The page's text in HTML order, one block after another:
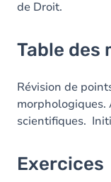
de Droit.
Table des
Révision de
morphologiques.
scientifiques.
Exercices